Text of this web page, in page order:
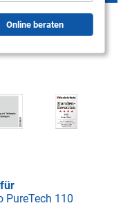
Online beraten
PureTech 110